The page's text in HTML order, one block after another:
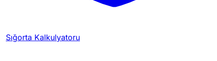
Sığorta Kalkulyatoru